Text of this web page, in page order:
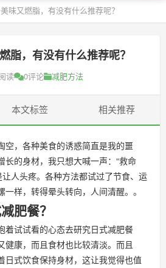
味又燃脂，有没有什么推荐呢？
脂，有没有什么推荐呢？
读 0评论 减肥方法
本文标签 相关推荐
空，各种美食的诱惑简直是我的噩
长的身材，我只想大喊一声：“救命
人头疼。各种方法都试过了节食、运
样，转得晕头转向，人间清醒。。
肥餐？
着试试看的心态去研究日式减肥餐
健康，而且食材也比较清淡。而且
日式饮食保持身材，这让我觉得也值